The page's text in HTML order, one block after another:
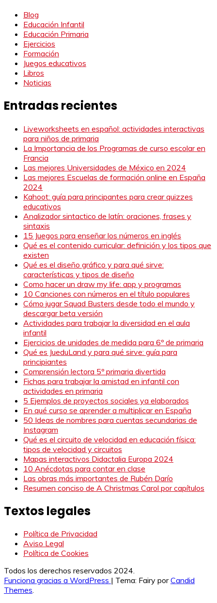
Blog
Educación Infantil
Educación Primaria
Ejercicios
Formación
Juegos educativos
Libros
Noticias
Entradas recientes
Liveworksheets en español: actividades interactivas
para niños de primaria
La Importancia de los Programas de curso escolar en
Francia
Las mejores Universidades de México en 2024
Las mejores Escuelas de formación online en España
2024
Kahoot: guía para principantes para crear quizzes
educativos
Analizador sintactico de latín: oraciones, frases y
sintaxis
15 Juegos para enseñar los números en inglés
Qué es el contenido curricular: definición y los tipos que
existen
Qué es el diseño gráfico y para qué sirve:
características y tipos de diseño
Como hacer un draw my life: app y programas
10 Canciones con números en el título populares
Cómo jugar Squad Busters desde todo el mundo y
descargar beta versión
Actividades para trabajar la diversidad en el aula
infantil
Ejercicios de unidades de medida para 6º de primaria
Qué es JueduLand y para qué sirve: guía para
principiantes
Comprensión lectora 5º primaria divertida
Fichas para trabajar la amistad en infantil con
actividades en primaria
5 Ejemplos de proyectos sociales ya elaborados
En qué curso se aprender a multiplicar en España
50 Ideas de nombres para cuentas secundarias de
Instagram
Qué es el circuito de velocidad en educación física:
tipos de velocidad y circuitos
Mapas interactivos Didactalia Europa 2024
10 Anécdotas para contar en clase
Las obras más importantes de Rubén Darío
Resumen conciso de A Christmas Carol por capítulos
Textos legales
Política de Privacidad
Aviso Legal
Política de Cookies
Todos los derechos reservados 2024.
Funciona gracias a WordPress | Tema: Fairy porCandid
Themes.